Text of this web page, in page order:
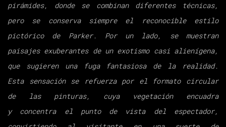
pirámides, donde se combinan diferentes técnicas,
pero se conserva siempre el reconocible estilo
pictórico de Parker. Por un lado, se muestran
paisajes exuberantes de un exotismo casi alienígena,
que sugieren una fuga fantasiosa de la realidad.
Esta sensación se
refuerza por el formato circular
de las pinturas, cuya vegetación encuadra
y concentra el punto de vista del espectador,